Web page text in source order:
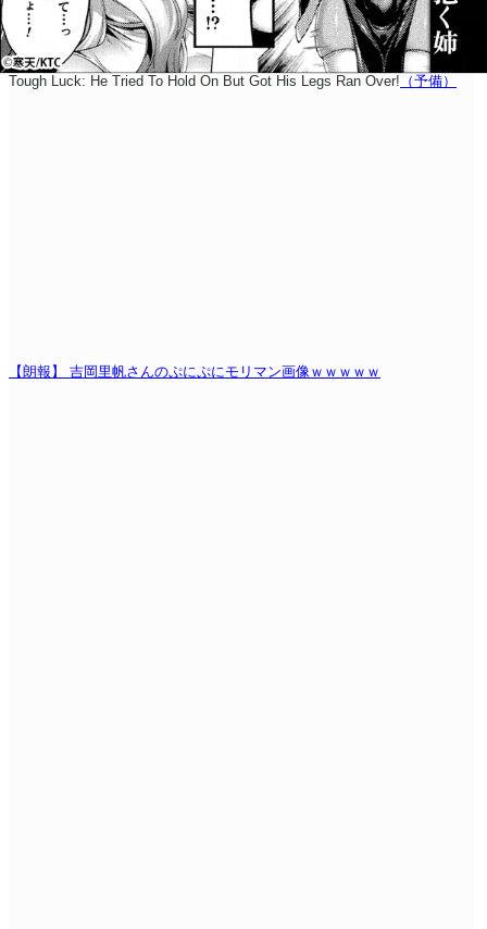
Tough Luck: He Tried To Hold On But Got His Legs Ran Over! （予備）
【朗報】 吉岡里帆さんのぷにぷにモリマン画像ｗｗｗｗｗ